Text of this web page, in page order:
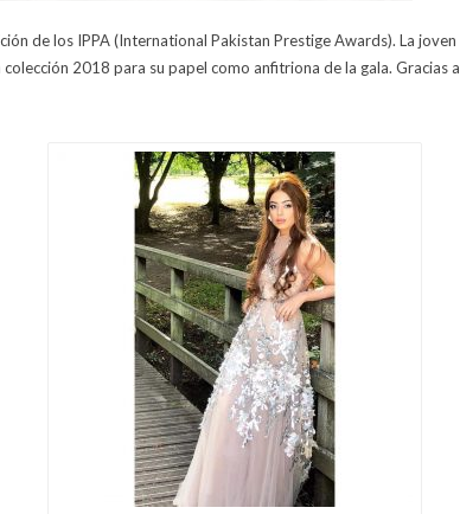
de los IPPA (International Pakistan Prestige Awards). La joven
2018 para su papel como anfitriona de la gala. Gracias a